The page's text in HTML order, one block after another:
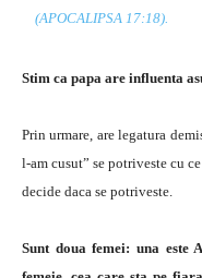
(APOCALIPSA 17:18).
Stim ca papa are influenta
Prin urmare, are legatura
l-am cusut” se potriveste cu
decide daca se potriveste.
Sunt doua femei: una este